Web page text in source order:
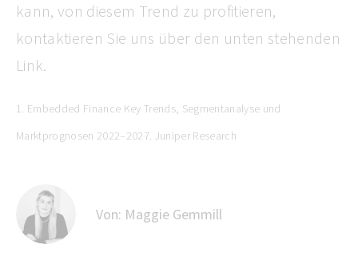
kann, von diesem Trend zu profitieren,
kontaktieren Sie uns über den unten stehenden
Link.
1. Embedded Finance Key Trends, Segmentanalyse und
Marktprognosen 2022–2027. Juniper Research
Von: Maggie Gemmill